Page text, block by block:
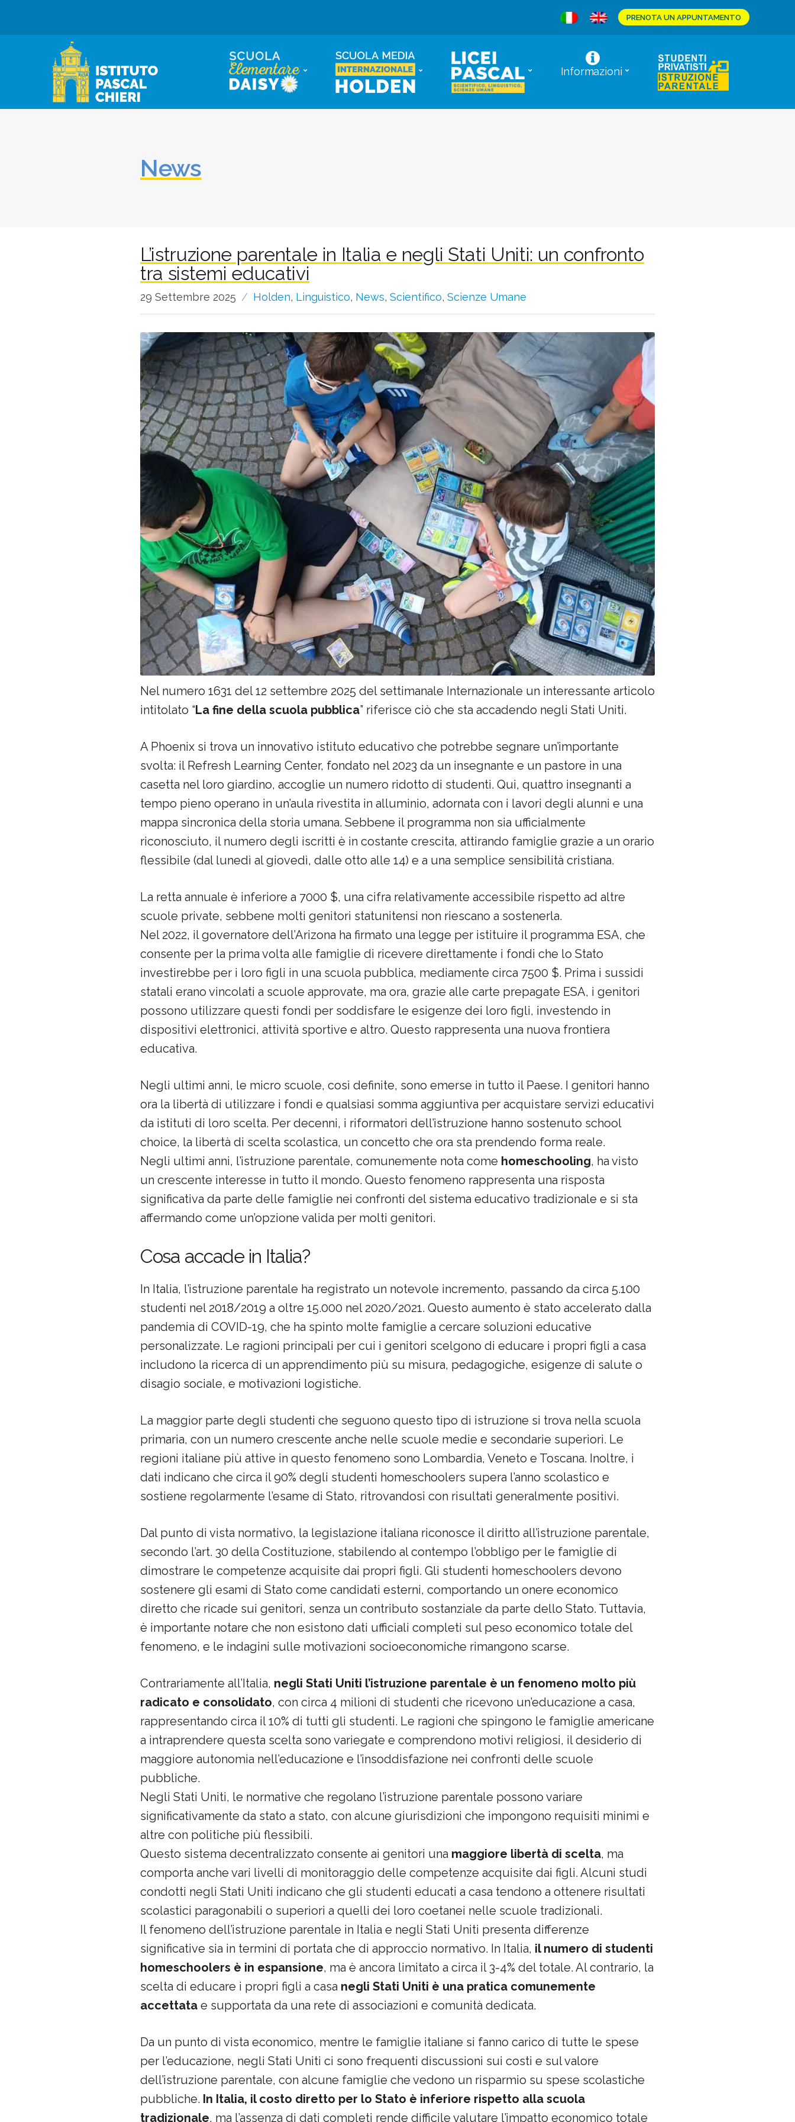
PRENOTA UN APPUNTAMENTO
Informazioni
News
L’istruzione parentale in Italia e negli Stati Uniti: un confronto
tra sistemi educativi
29 Settembre 2025 Holden, Linguistico, News, Scientifico, Scienze Umane
Nel numero 1631 del 12 settembre 2025 del settimanale Internazionale un interessante articolo
intitolato “La fine della scuola pubblica” riferisce ciò che sta accadendo negli Stati Uniti.
A Phoenix si trova un innovativo istituto educativo che potrebbe segnare un’importante
svolta: il Refresh Learning Center, fondato nel 2023 da un insegnante e un pastore in una
casetta nel loro giardino, accoglie un numero ridotto di studenti. Qui, quattro insegnanti a
tempo pieno operano in un’aula rivestita in alluminio, adornata con i lavori degli alunni e una
mappa sincronica della storia umana. Sebbene il programma non sia ufficialmente
riconosciuto, il numero degli iscritti è in costante crescita, attirando famiglie grazie a un orario
flessibile (dal lunedì al giovedì, dalle otto alle 14) e a una semplice sensibilità cristiana.
La retta annuale è inferiore a 7000 $, una cifra relativamente accessibile rispetto ad altre
scuole private, sebbene molti genitori statunitensi non riescano a sostenerla.
Nel 2022, il governatore dell’Arizona ha firmato una legge per istituire il programma ESA, che
consente per la prima volta alle famiglie di ricevere direttamente i fondi che lo Stato
investirebbe per i loro figli in una scuola pubblica, mediamente circa 7500 $. Prima i sussidi
statali erano vincolati a scuole approvate, ma ora, grazie alle carte prepagate ESA, i genitori
possono utilizzare questi fondi per soddisfare le esigenze dei loro figli, investendo in
dispositivi elettronici, attività sportive e altro. Questo rappresenta una nuova frontiera
educativa.
Negli ultimi anni, le micro scuole, così definite, sono emerse in tutto il Paese. I genitori hanno
ora la libertà di utilizzare i fondi e qualsiasi somma aggiuntiva per acquistare servizi educativi
da istituti di loro scelta. Per decenni, i riformatori dell’istruzione hanno sostenuto school
choice, la libertà di scelta scolastica, un concetto che ora sta prendendo forma reale.
Negli ultimi anni, l’istruzione parentale, comunemente nota come homeschooling, ha visto
un crescente interesse in tutto il mondo. Questo fenomeno rappresenta una risposta
significativa da parte delle famiglie nei confronti del sistema educativo tradizionale e si sta
affermando come un’opzione valida per molti genitori.
Cosa accade in Italia?
In Italia, l’istruzione parentale ha registrato un notevole incremento, passando da circa 5.100
studenti nel 2018/2019 a oltre 15.000 nel 2020/2021. Questo aumento è stato accelerato dalla
pandemia di COVID-19, che ha spinto molte famiglie a cercare soluzioni educative
personalizzate. Le ragioni principali per cui i genitori scelgono di educare i propri figli a casa
includono la ricerca di un apprendimento più su misura, pedagogiche, esigenze di salute o
disagio sociale, e motivazioni logistiche.
La maggior parte degli studenti che seguono questo tipo di istruzione si trova nella scuola
primaria, con un numero crescente anche nelle scuole medie e secondarie superiori. Le
regioni italiane più attive in questo fenomeno sono Lombardia, Veneto e Toscana. Inoltre, i
dati indicano che circa il 90% degli studenti homeschoolers supera l’anno scolastico e
sostiene regolarmente l’esame di Stato, ritrovandosi con risultati generalmente positivi.
Dal punto di vista normativo, la legislazione italiana riconosce il diritto all’istruzione parentale,
secondo l’art. 30 della Costituzione, stabilendo al contempo l’obbligo per le famiglie di
dimostrare le competenze acquisite dai propri figli. Gli studenti homeschoolers devono
sostenere gli esami di Stato come candidati esterni, comportando un onere economico
diretto che ricade sui genitori, senza un contributo sostanziale da parte dello Stato. Tuttavia,
è importante notare che non esistono dati ufficiali completi sul peso economico totale del
fenomeno, e le indagini sulle motivazioni socioeconomiche rimangono scarse.
Contrariamente all’Italia, negli Stati Uniti l’istruzione parentale è un fenomeno molto più
radicato e consolidato, con circa 4 milioni di studenti che ricevono un’educazione a casa,
rappresentando circa il 10% di tutti gli studenti. Le ragioni che spingono le famiglie americane
a intraprendere questa scelta sono variegate e comprendono motivi religiosi, il desiderio di
maggiore autonomia nell’educazione e l’insoddisfazione nei confronti delle scuole
pubbliche.
Negli Stati Uniti, le normative che regolano l’istruzione parentale possono variare
significativamente da stato a stato, con alcune giurisdizioni che impongono requisiti minimi e
altre con politiche più flessibili.
Questo sistema decentralizzato consente ai genitori una maggiore libertà di scelta, ma
comporta anche vari livelli di monitoraggio delle competenze acquisite dai figli. Alcuni studi
condotti negli Stati Uniti indicano che gli studenti educati a casa tendono a ottenere risultati
scolastici paragonabili o superiori a quelli dei loro coetanei nelle scuole tradizionali.
Il fenomeno dell’istruzione parentale in Italia e negli Stati Uniti presenta differenze
significative sia in termini di portata che di approccio normativo. In Italia, il numero di studenti
homeschoolers è in espansione, ma è ancora limitato a circa il 3-4% del totale. Al contrario, la
scelta di educare i propri figli a casa negli Stati Uniti è una pratica comunemente
accettata e supportata da una rete di associazioni e comunità dedicata.
Da un punto di vista economico, mentre le famiglie italiane si fanno carico di tutte le spese
per l’educazione, negli Stati Uniti ci sono frequenti discussioni sui costi e sul valore
dell’istruzione parentale, con alcune famiglie che vedono un risparmio su spese scolastiche
pubbliche. In Italia, il costo diretto per lo Stato è inferiore rispetto alla scuola
tradizionale, ma l’assenza di dati completi rende difficile valutare l’impatto economico totale